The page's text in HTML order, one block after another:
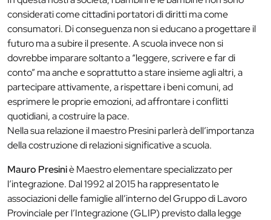
considerati come cittadini portatori di diritti ma come
consumatori. Di conseguenza non si educano a progettare il
futuro ma a subire il presente. A scuola invece non si
dovrebbe imparare soltanto a “leggere, scrivere e far di
conto” ma anche e soprattutto a stare insieme agli altri, a
partecipare attivamente, a rispettare i beni comuni, ad
esprimere le proprie emozioni, ad affrontare i conflitti
quotidiani, a costruire la pace.
Nella sua relazione il maestro Presini parlerà dell’importanza
della costruzione di relazioni significative a scuola.
Mauro Presiniè Maestro elementare specializzato per
l’integrazione. Dal 1992 al 2015 ha rappresentato le
associazioni delle famiglie all’interno del Gruppo di Lavoro
Provinciale per l’Integrazione (GLIP) previsto dalla legge